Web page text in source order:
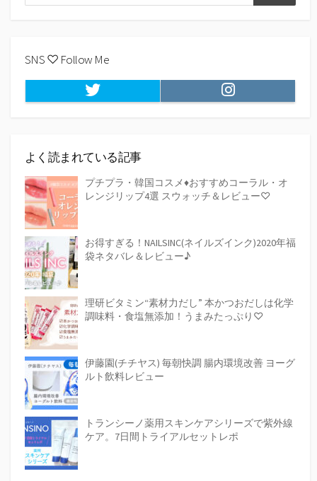
索
SNS ♡ Follow Me
Twitter Instagram
よく読まれている記事
プチプラ・韓国コスメ♦おすすめコーラル・オ
レンジリップ4選 スウォッチ＆レビュー♡
お得すぎる！NAILSINC(ネイルズインク)2020年福
袋ネタバレ＆レビュー♪
理研ビタミン“素材力だし” 本かつおだしは化学
調味料・食塩無添加！うまみたっぷり♡
伊藤園(チチヤス) 毎朝快調 腸内環境改善 ヨーグ
ルト飲料レビュー
トランシーノ薬用スキンケアシリーズで紫外線
ケア。7日間トライアルセットレポ